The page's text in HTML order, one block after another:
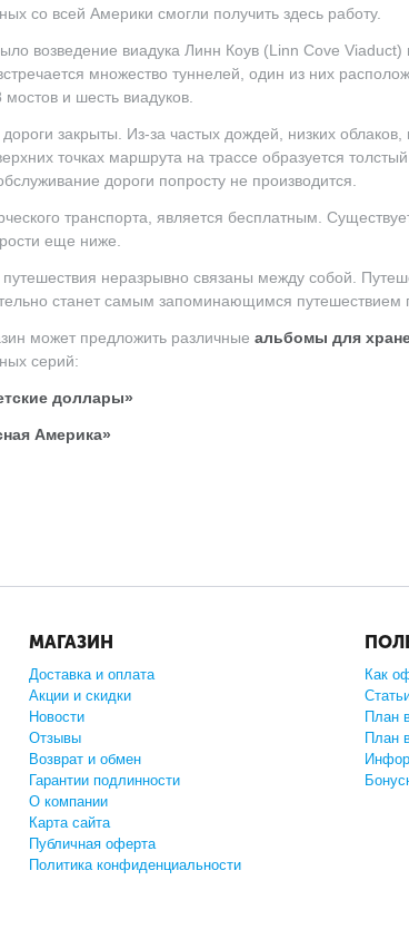
со всей Америки смогли получить здесь работу.
возведение виадука Линн Коув (Linn Cove
множество туннелей, один из них
и шесть виадуков.
закрыты. Из-за частых дождей, низких
точках маршрута на трассе образуется
дороги попросту не производится.
транспорта, является бесплатным.
еще ниже.
неразрывно связаны между собой.
станет самым запоминающимся путешествием
может предложить различные альбомы для
серий:
доллары»
Америка»
МАГАЗИН
Доставка и оплата
Акции и скидки
Новости
Отзывы
Возврат и обмен
Гарантии подлинности
О компании
Карта сайта
Публичная оферта
Политика конфиденциальности
Как
План
План